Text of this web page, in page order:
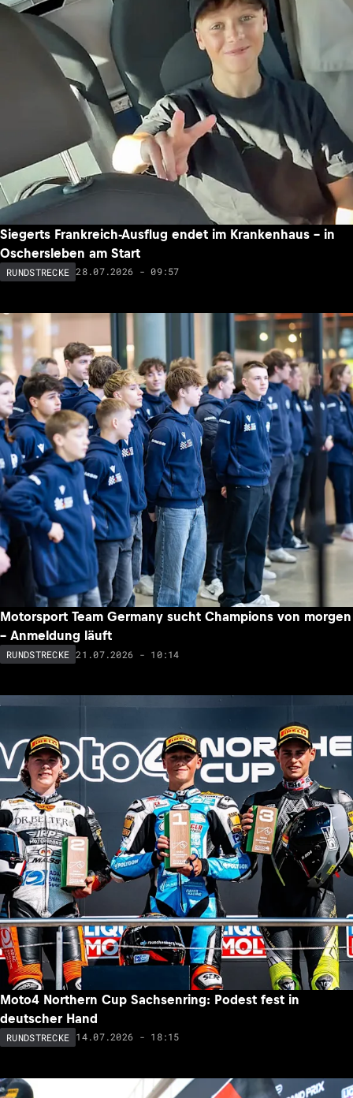
Siegerts Frankreich-Ausflug endet im Krankenhaus – in
Oschersleben am Start
RUNDSTRECKE 28.07.2026 - 09:57
Motorsport Team Germany sucht Champions von morgen
– Anmeldung läuft
RUNDSTRECKE 21.07.2026 - 10:14
Moto4 Northern Cup Sachsenring: Podest fest in
deutscher Hand
RUNDSTRECKE 14.07.2026 - 18:15